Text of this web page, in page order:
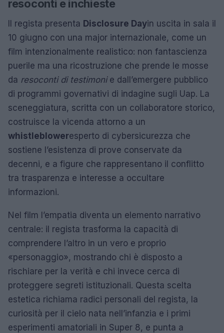
resoconti e inchieste
Il regista presenta Disclosure Dayin uscita in sala il
10 giugno con una major internazionale, come un
film intenzionalmente realistico: non fantascienza
puerile ma una ricostruzione che prende le mosse
da resoconti di testimonie dall’emergere pubblico
di programmi governativi di indagine sugli Uap. La
sceneggiatura, scritta con un collaboratore storico,
costruisce la vicenda attorno a un
whistlebloweresperto di cybersicurezza che
sostiene l’esistenza di prove conservate da
decenni, e a figure che rappresentano il conflitto
tra trasparenza e interesse a occultare
informazioni.
Nel film l’empatia diventa un elemento narrativo
centrale: il regista trasforma la capacità di
comprendere l’altro in un vero e proprio
«personaggio», mostrando chi è disposto a
rischiare per la verità e chi invece cerca di
proteggere segreti istituzionali. Questa scelta
estetica richiama radici personali del regista, la
curiosità per il cielo nata nell’infanzia e i primi
esperimenti amatoriali in Super 8, e punta a